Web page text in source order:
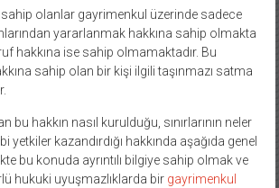
olanlar gayrimenkul üzerinde sadece
yararlanmak hakkına sahip olmakta
hakkına ise sahip olmamaktadır. Bu
sahip olan bir kişi ilgili taşınmazı satma
bu hakkın nasıl kurulduğu, sınırlarının neler
yetkiler kazandırdığı hakkında aşağıda genel
bu konuda ayrıntılı bilgiye sahip olmak ve
hukuki uyuşmazlıklarda bir gayrimenkul